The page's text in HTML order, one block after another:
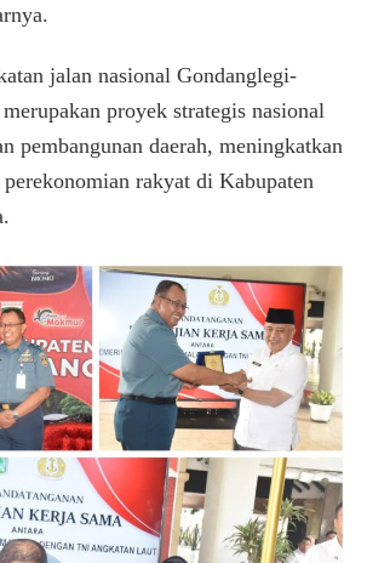
jalan nasional Gondanglegi-
proyek strategis nasional
pembangunan daerah, meningkatkan
perekonomian rakyat di Kabupaten